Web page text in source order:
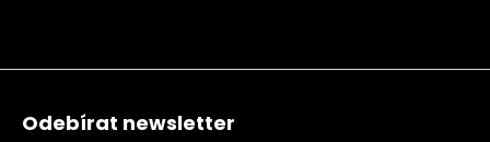
Zápatí
Odebírat newsletter